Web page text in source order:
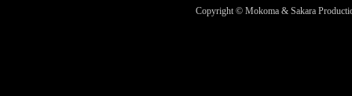
Copyright © Mokoma & Sakara